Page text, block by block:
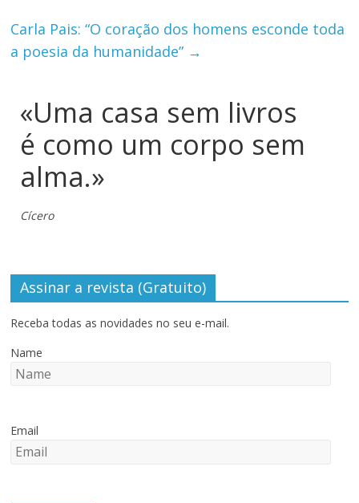
Carla Pais: “O coração dos homens esconde toda
a poesia da humanidade” →
«Uma casa sem livros
é como um corpo sem
alma.»
Cícero
Assinar a revista (Gratuito)
Receba todas as novidades no seu e-mail.
Name
Email